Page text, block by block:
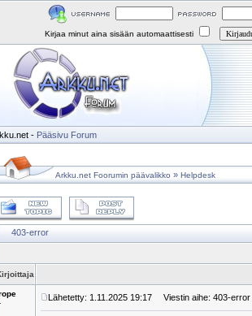
Kirjaa minut aina sisään automaattisesti
- Pääsivu Forum
Arkku.net Foorumin päävalikko » Helpdesk
403-error
Lähetetty: 1.11.2025 19:17 Viestin aihe: 403-error